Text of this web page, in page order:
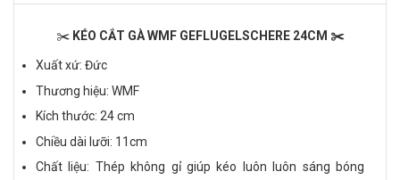
✂️ KÉO CẮT GÀ WMF GEFLUGELSCHERE 24CM ✂️
Xuất xứ: Đức
Thương hiệu: WMF
Kích thước: 24 cm
Chiều dài lưỡi: 11cm
Chất liệu: Thép không gỉ giúp kéo luôn luôn sáng bóng